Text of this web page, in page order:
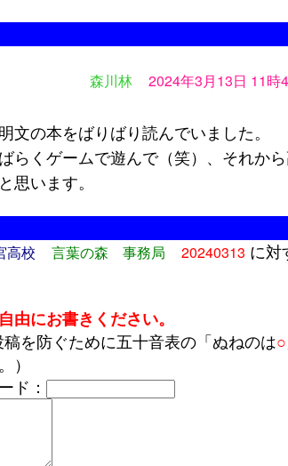
森川林 2024年3月13日 11時
の本をばりばり読んでいました。
らくゲームで遊んで（笑）、それか
思います。
高校 言葉の森 事務局 20240313 に対
にお書きください。
稿を防ぐために五十音表の「ぬねのは○
）
ド：